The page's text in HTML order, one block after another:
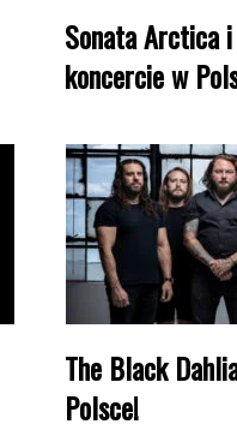
Sonata Arctica
koncercie w
The Black
Polsce!